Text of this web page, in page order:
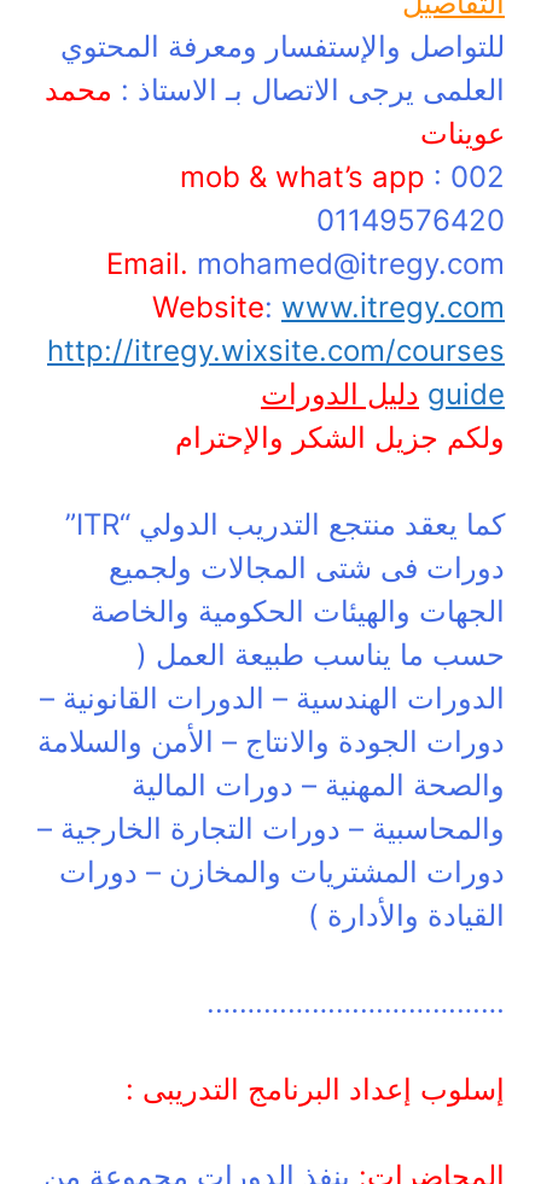
للتواصل والإستفسار ومعرفة المحتوي
العلمى يرجى الاتصال بـ الاستاذ : محمد
عوينات
mob & what’s app : 002
01149576420
Email. mohamed@itregy.com
Website: www.itregy.com
http://itregy.wixsite.com/courses
guide دليل الدورات
ولكم جزيل الشكر والإحترام
كما يعقد منتجع التدريب الدولي “ITR”
دورات فى شتى المجالات ولجميع
الجهات والهيئات الحكومية والخاصة
حسب ما يناسب طبيعة العمل (
الدورات الهندسية – الدورات القانونية –
دورات الجودة والانتاج – الأمن والسلامة
والصحة المهنية – دورات المالية
والمحاسبية – دورات التجارة الخارجية –
دورات المشتريات والمخازن – دورات
القيادة والأدارة )
……………………………….
إسلوب إعداد البرنامج التدريبى :
المحاضرات: ينفذ الدورات مجموعة من